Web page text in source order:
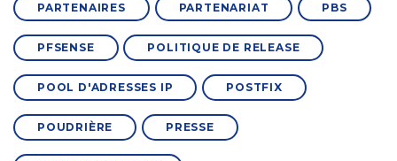
PARTENAIRES PARTENARIAT PBS
PFSENSE POLITIQUE DE RELEASE
POOL D'ADRESSES IP POSTFIX
POUDRIÈRE PRESSE